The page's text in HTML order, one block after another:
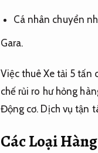
Cá nhân chuyển
Gara.
Việc thuê Xe tải 5 tấn
chế rủi ro hư hỏng
Động cơ. Dịch vụ tận
Các Loại